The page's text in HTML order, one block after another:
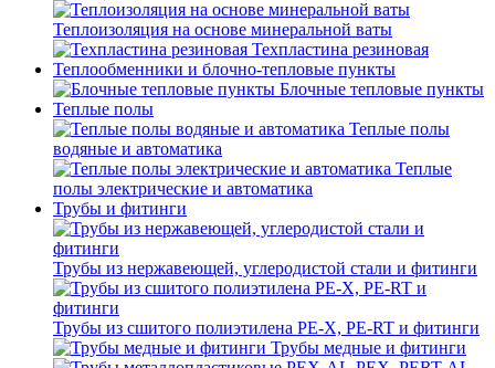
Теплоизоляция на основе минеральной ваты
Техпластина резиновая
Теплообменники и блочно-тепловые пункты
Блочные тепловые пункты
Теплые полы
Теплые полы
водяные и автоматика
Теплые
полы электрические и автоматика
Трубы и фитинги
Трубы из нержавеющей, углеродистой стали и фитинги
Трубы из сшитого полиэтилена PE-X, PE-RT и фитинги
Трубы медные и фитинги